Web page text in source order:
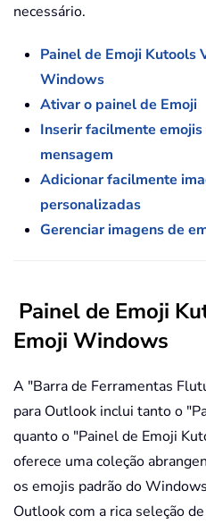
necessário.
Painel de Emoji Kutools
Windows
Ativar o painel de Emoji
Inserir facilmente
mensagem
Adicionar facilmente
personalizadas
Gerenciar imagens de
Painel de Emoji
Emoji Windows
A "Barra de Ferramentas
para Outlook inclui tanto o
quanto o "Painel de Emoji
oferece uma coleção
os emojis padrão do
Outlook com a rica seleção